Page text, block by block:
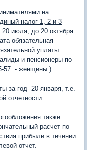
на
налог 1, 2 и 3
июля, до 20 октября
обязательная
уплаты
и пенсионеры по
57 - женщины.)
за год -20 января, т.е.
отчетности.
также
расчет по
прибыли в течении
отчет.